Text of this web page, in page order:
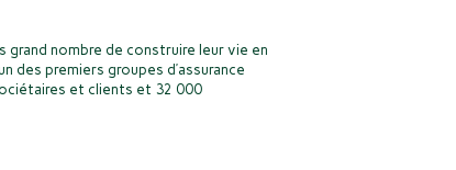
grand nombre de construire leur vie en
des premiers groupes d’assurance
et clients et 32 000